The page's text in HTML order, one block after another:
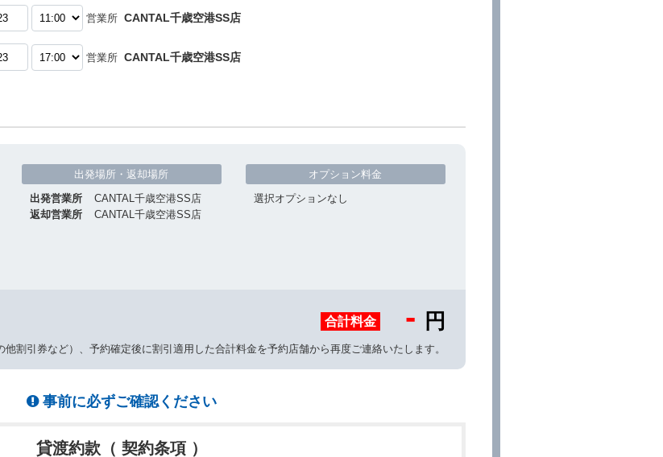
営業所 CANTAL千歳空港SS店
営業所 CANTAL千歳空港SS店
出発場所・返却場所
出発営業所
CANTAL千歳空港SS店
返却営業所
CANTAL千歳空港SS店
オプション料金
選択オプションなし
合計料金 - 円
割引券など）、予約確定後に割引適用した合計料金を予約店舗から再度ご連絡いたします。
事前に必ずご確認ください
貸渡約款（ 契約条項 ）